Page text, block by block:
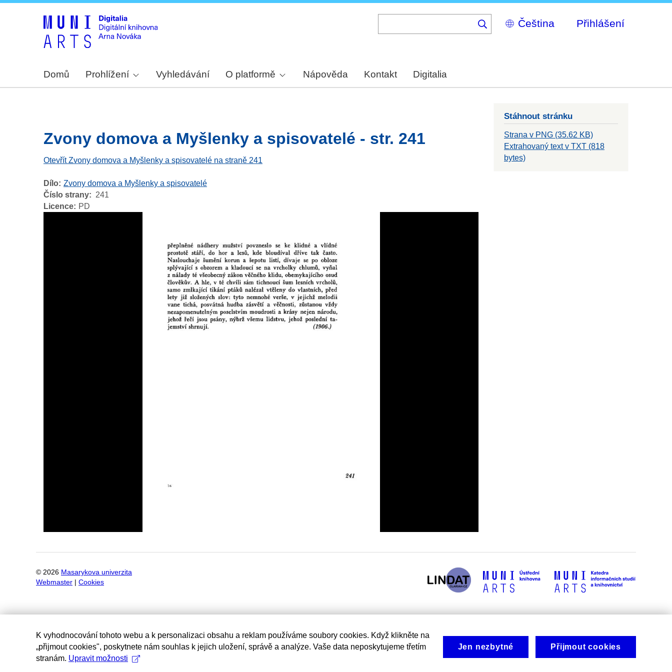
Select
your
Přihlášení
Domů Prohlížení Vyhledávání O platformě Nápověda Kontakt Digitalia
Zvony domova a Myšlenky a spisovatelé - str. 241
Otevřít Zvony domova a Myšlenky a spisovatelé na straně 241
Dílo Zvony domova a Myšlenky a spisovatelé
Číslo strany
241
Licence
PD
Stáhnout stránku
Strana v PNG (35.62 KB)
Extrahovaný text v TXT (818
bytes)
© 2026 Masarykova univerzita
Webmaster
Cookies
K vyhodnocování tohoto webu a k personalizaci obsahu a reklam používáme soubory cookies. Když klikněte na
„přijmout cookies", poskytnete nám souhlas k jejich uložení, správě a analýze. Vaše data neposkytujeme třetím
stranám. Upravit možnosti
Jen nezbytné Přijmout cookies